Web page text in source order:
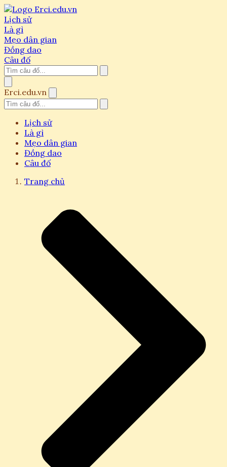
Lịch sử
Là gì
Mẹo dân gian
Đồng dao
Câu đố
Erci.edu.vn
Lịch sử
Là gì
Mẹo dân gian
Đồng dao
Câu đố
Trang chủ